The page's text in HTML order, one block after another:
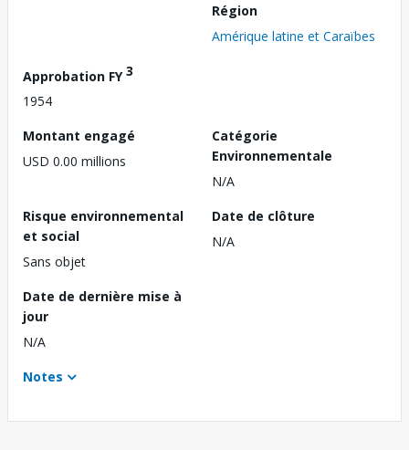
Région
Amérique latine et Caraïbes
Approbation FY3
1954
Montant engagé
USD 0.00 millions
Catégorie
Environnementale
N/A
Risque environnemental
et social
Sans objet
Date de clôture
N/A
Date de dernière mise à
jour
N/A
Notes